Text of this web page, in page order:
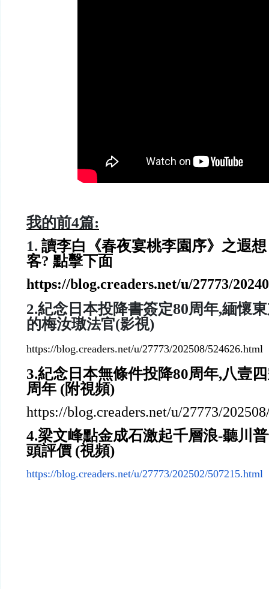
我的前4篇:
1. 讀李白《春夜宴桃李園序》之遐
客? 點擊下面
https://blog.creaders.net/u/27773/
2.紀念日本投降書簽定80周年,緬懷
的梅汝璈法官(影視)
https://blog.creaders.net/u/27773/202508/524626.html
3.紀念日本無條件投降80周年,八壹
周年 (附視頻)
https://blog.creaders.net/u/27773/
4.梁文峰點金成石激起千層浪-聽川
頭評價 (視頻)
https://blog.creaders.net/u/27773/202502/507215.html